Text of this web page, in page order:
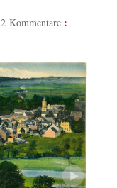
2 Kommentare